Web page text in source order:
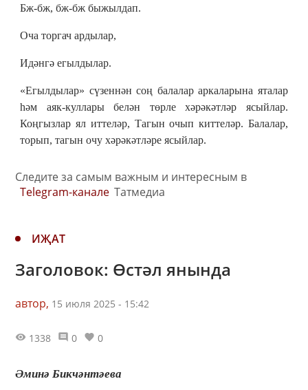
Бж-бж, бж-бж быжылдап.
Оча торгач ардылар,
Идәнгә егылдылар.
«Егылдылар» сүзеннән соң балалар аркаларына яталар
һәм аяк-куллары белән төрле хәрәкәтләр ясыйлар.
Коңгызлар ял иттеләр, Тагын очып киттеләр. Балалар,
торып, тагын очу хәрәкәтләре ясыйлар.
Следите за самым важным и интересным в
Telegram-канале Татмедиа
ИҖАТ
Заголовок: Өстәл янында
автор, 15 июля 2025 - 15:42
1338 0 0
Әминә Бикчәнтәева